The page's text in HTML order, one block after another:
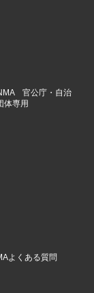
官公庁・自治
体専用
よくある質問